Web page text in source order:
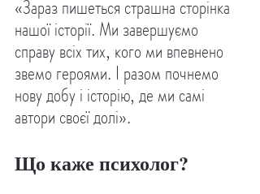
«Зараз пишеться страшна сторінка
нашої історії. Ми завершуємо
справу всіх тих, кого ми впевнено
звемо героями. І разом почнемо
нову добу і історію, де ми самі
автори своєї долі».
Що каже психолог?